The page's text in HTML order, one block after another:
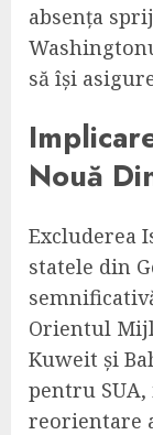
absența
să își
Nouă
Excluderea
statele din
Orientul
Kuweit și
pentru
reorientare